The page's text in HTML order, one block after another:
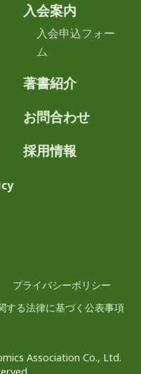
入会案内
入会申込フォー
ム
著書紹介
お問合わせ
採用情報
プライバシーポリシー
する法律に基づく公表事項
Association Co., Ltd.